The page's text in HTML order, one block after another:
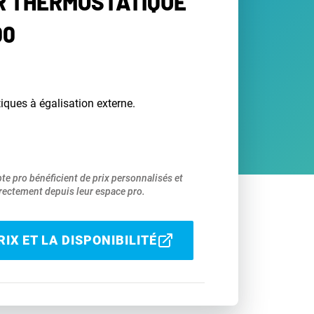
à égalisation externe.
pro bénéficient de prix personnalisés et
depuis leur espace pro.
ET LA DISPONIBILITÉ